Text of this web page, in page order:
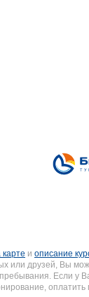
карте и описание
или друзей, Вы
Если у
оплатить